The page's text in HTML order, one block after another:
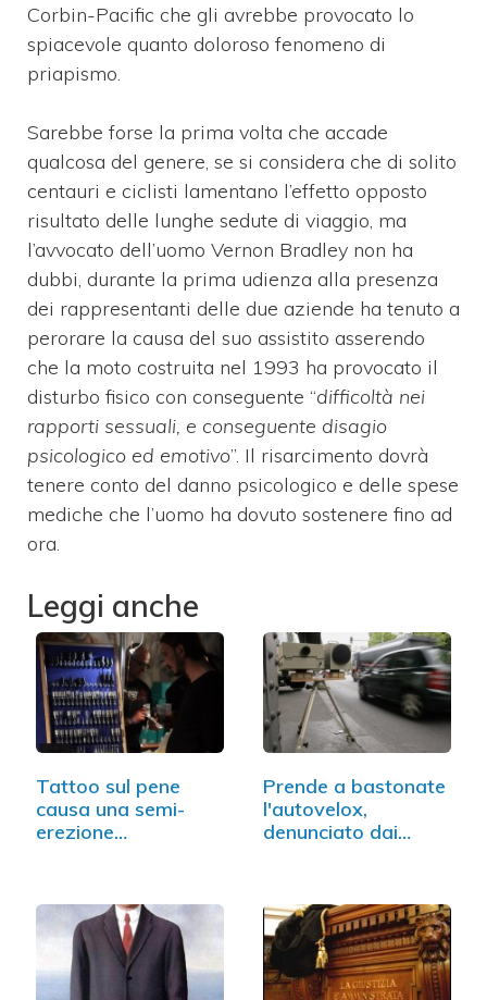
Corbin-Pacific che gli avrebbe provocato lo
spiacevole quanto doloroso fenomeno di
priapismo.
Sarebbe forse la prima volta che accade
qualcosa del genere, se si considera che di solito
centauri e ciclisti lamentano l’effetto opposto
risultato delle lunghe sedute di viaggio, ma
l’avvocato dell’uomo Vernon Bradley non ha
dubbi, durante la prima udienza alla presenza
dei rappresentanti delle due aziende ha tenuto a
perorare la causa del suo assistito asserendo
che la moto costruita nel 1993 ha provocato il
disturbo fisico con conseguente “difficoltà nei
rapporti sessuali, e conseguente disagio
psicologico ed emotivo”. Il risarcimento dovrà
tenere conto del danno psicologico e delle spese
mediche che l’uomo ha dovuto sostenere fino ad
ora.
Leggi anche
Tattoo sul pene
causa una semi-
erezione
Prende a bastonate
l'autovelox,
denunciato dai